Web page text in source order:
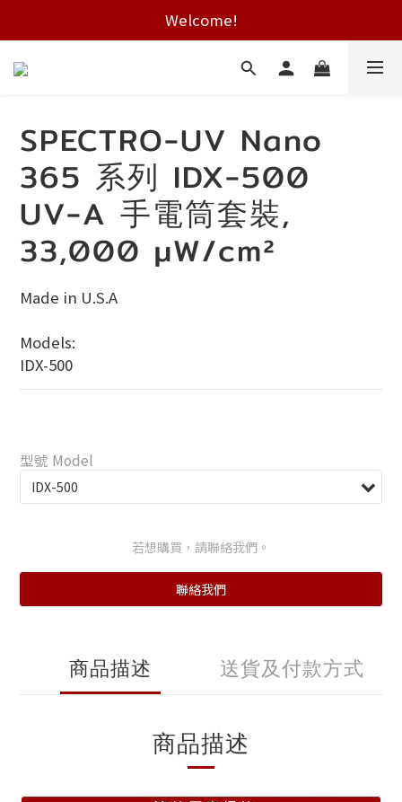
Free shipping on HK orders over $2000
Welcome!
Free shipping on HK orders over $2000
SPECTRO-UV Nano
365 系列 IDX-500
UV-A 手電筒套裝,
33,000 µW/cm²
Made in U.S.A
Models:
IDX-500
型號 Model
若想購買，請聯絡我們。
聯絡我們
商品描述 送貨及付款方式
商品描述